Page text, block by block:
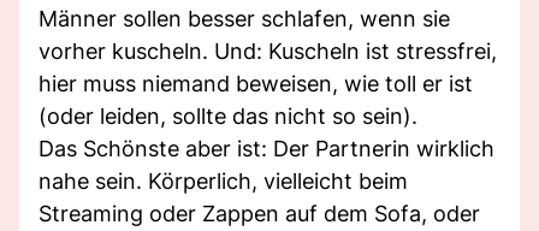
Männer sollen besser schlafen, wenn sie
vorher kuscheln. Und: Kuscheln ist stressfrei,
hier muss niemand beweisen, wie toll er ist
(oder leiden, sollte das nicht so sein).
Das Schönste aber ist: Der Partnerin wirklich
nahe sein. Körperlich, vielleicht beim
Streaming oder Zappen auf dem Sofa, oder